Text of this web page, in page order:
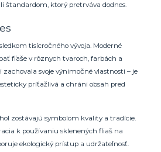
štandardom, ktorý pretrváva dodnes.
tisícročného vývoja. Moderné
fľaše v rôznych tvaroch, farbách a
zachovala svoje výnimočné vlastnosti – je
príťažlivá a chráni obsah pred
zostávajú symbolom kvality a tradície.
k používaniu sklenených fliaš na
ekologický prístup a udržateľnosť.